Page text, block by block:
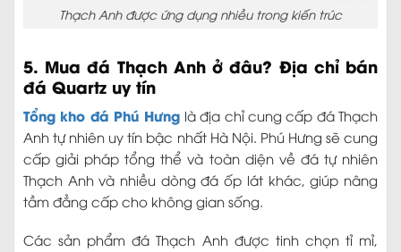
Thạch Anh được ứng dụng nhiều trong kiến trúc
5. Mua đá Thạch Anh ở đâu? Địa chỉ bán
đá Quartz uy tín
Tổng kho đá Phú Hưng là địa chỉ cung cấp đá Thạch
Anh tự nhiên uy tín bậc nhất Hà Nội. Phú Hưng sẽ cung
cấp giải pháp tổng thể và toàn diện về đá tự nhiên
Thạch Anh và nhiều dòng đá ốp lát khác, giúp nâng
tầm đẳng cấp cho không gian sống.
Các sản phẩm đá Thạch Anh được tinh chọn tỉ mỉ,